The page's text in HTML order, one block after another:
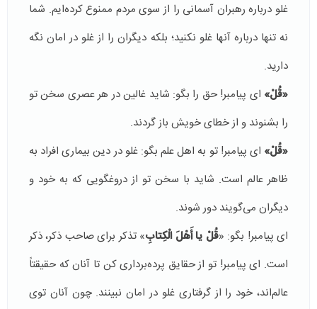
غلو درباره رهبران آسمانی را از سوی مردم ممنوع كرده‌ایم. شما
نه تنها درباره آنها غلو نكنید؛ بلكه دیگران را از غلو در امان نگه
دارید.
«قُلْ» ای پیامبر! حق را بگو: شاید غالین در هر عصری سخن تو
را بشنوند و از خطای خویش باز گردند.
«قُلْ» ای پیامبر! تو به اهل علم بگو: غلو در دین بیماری افراد به
ظاهر عالم است. شاید با سخن تو از دروغگویی كه به خود و
دیگران می‌گویند دور شوند.
ای پیامبر! بگو: «قُلْ یا أَهْلَ الْكِتابِ» تذكر برای صاحب ذكر، ذكر
است. ای پیامبر! تو از حقایق پرده‌برداری كن تا آنان كه حقیقتاً
عالم‌اند، خود را از گرفتاری غلو در امان نبینند. چون آنان تو‌ی